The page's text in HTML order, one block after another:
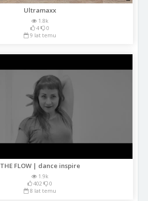
Ultramaxx
1.8k
4
0
9 lat temu
THE FLOW | dance inspire
1.9k
402
0
8 lat temu